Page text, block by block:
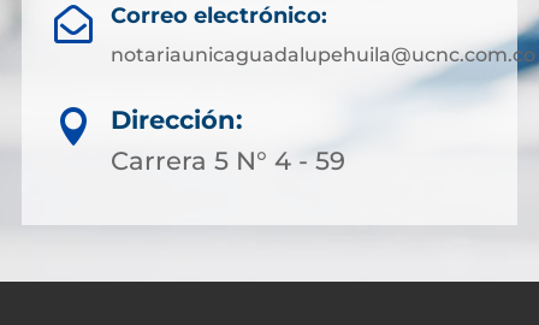
 Correo electrónico:
notariaunicaguadalupehuila@ucnc.com.co

Dirección:
Carrera 5 N° 4 - 59